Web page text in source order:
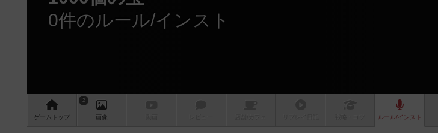
0件のルール/インスト
ゲーム トップ
2
画像 ルール/インスト